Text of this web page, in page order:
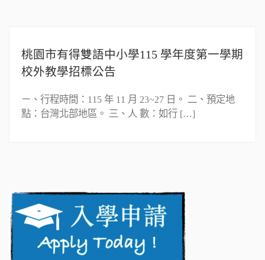
桃園市有得雙語中小學115 學年度第一學期
校外教學招標公告
ㄧ、行程時間：115 年 11 月 23~27 日。 二、預定地
點：台灣北部地區。 三、人 數：如行 […]